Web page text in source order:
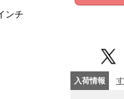
ンチ
入荷情報